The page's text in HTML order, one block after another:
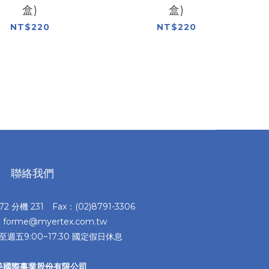
盒)
NT$220
盒)
NT$220
聯絡我們
分機 231 Fax：(02)8791-3306
forme@myertex.com.tw
週五9:00~17:30 國定假日休息
國際事業股份有限公司